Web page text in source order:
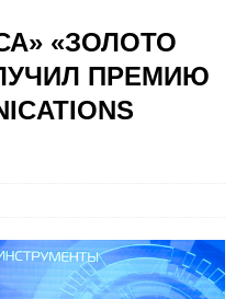
«ЗОЛОТО
ПРЕМИЮ